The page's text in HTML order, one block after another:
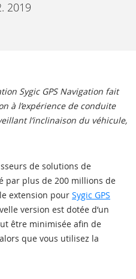
2019
Sygic GPS Navigation fait
à l’expérience de conduite
l’inclinaison du véhicule,
de solutions de
par plus de 200 millions de
extension pour Sygic GPS
version est dotée d’un
être minimisée afin de
que vous utilisez la